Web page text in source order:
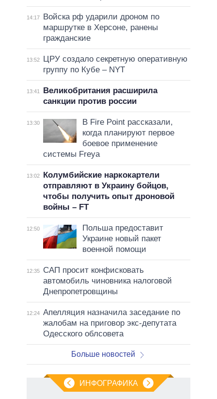
14:17
Войска рф ударили дроном по
маршрутке в Херсоне, ранены
гражданские
13:52
ЦРУ создало секретную оперативную
группу по Кубе – NYT
13:41
Великобритания расширила
санкции против россии
13:30
В Fire Point рассказали,
когда планируют первое
боевое применение
системы Freya
13:02
Колумбийские наркокартели
отправляют в Украину бойцов,
чтобы получить опыт дроновой
войны – FT
12:50
Польша предоставит
Украине новый пакет
военной помощи
12:35
САП просит конфисковать
автомобиль чиновника налоговой
Днепропетровщины
12:24 Апелляция назначила заседание по
жалобам на приговор экс-депутата
Одесского облсовета
Больше новостей
ИНФОГРАФИКА